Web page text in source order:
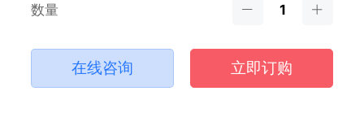
数量
在线咨询 立即订购